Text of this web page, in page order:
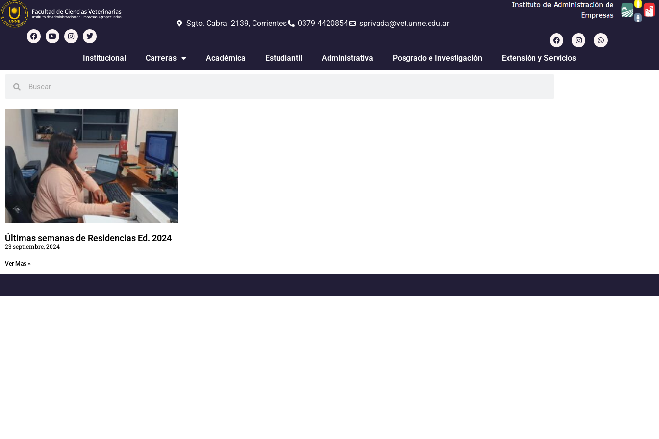
Sgto. Cabral 2139, Corrientes 0379 4420854 sprivada@vet.unne.edu.ar
Institucional Carreras Académica Estudiantil Administrativa Posgrado e Investigación Extensión y Servicios
Últimas semanas de Residencias Ed. 2024
23 septiembre, 2024
Ver Mas »